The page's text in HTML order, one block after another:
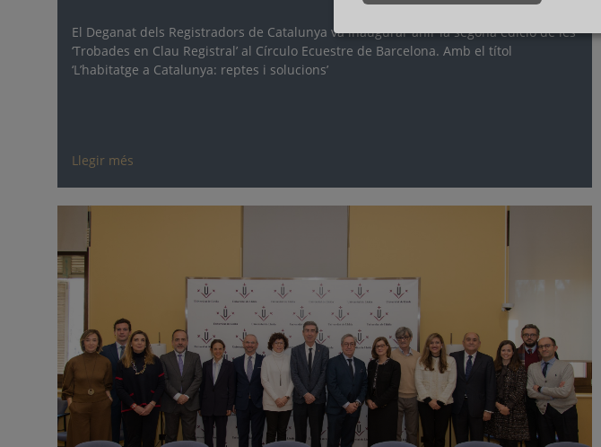
El Deganat dels Registradors de Catalunya va inaugurar ahir la segona edició de les
‘Trobades en Clau Registral’ al Círculo Ecuestre de Barcelona. Amb el títol
‘L’habitatge a Catalunya: reptes i solucions’
Llegir més